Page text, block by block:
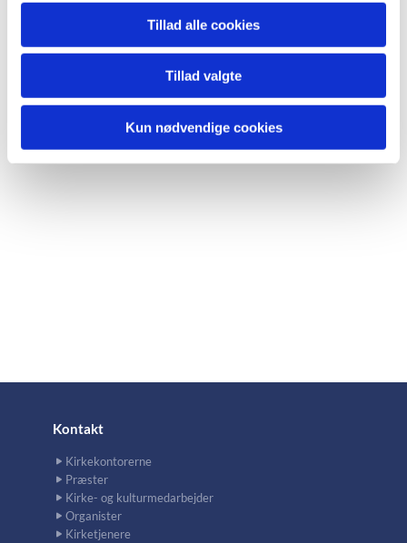
Tillad alle cookies
Tillad valgte
Kun nødvendige cookies
Kontakt
Kirkekontorerne
Præster
Kirke- og kulturmedarbejder
Organister
Kirketjenere